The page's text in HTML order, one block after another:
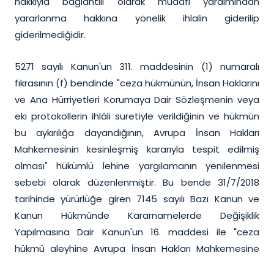
yararlanma hakkına yönelik ihlalin giderilip
giderilmediğidir.
5271 sayılı Kanun'un 311. maddesinin (1) numaralı
fıkrasının (f) bendinde "ceza hükmünün, İnsan Haklarını
ve Ana Hürriyetleri Korumaya Dair Sözleşmenin veya
eki protokollerin ihlâli suretiyle verildiğinin ve hükmün
bu aykırılığa dayandığının, Avrupa İnsan Hakları
Mahkemesinin kesinleşmiş kararıyla tespit edilmiş
olması" hükümlü lehine yargılamanın yenilenmesi
sebebi olarak düzenlenmiştir. Bu bende 31/7/2018
tarihinde yürürlüğe giren 7145 sayılı Bazı Kanun ve
Kanun Hükmünde Kararnamelerde Değişiklik
Yapılmasına Dair Kanun'un 16. maddesi ile "ceza
hükmü aleyhine Avrupa İnsan Hakları Mahkemesine